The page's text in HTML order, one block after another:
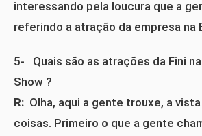
interessando pela loucura que a
referindo a atração da empresa na
5- Quais são as atrações da Fini
Show ?
R: Olha, aqui a gente trouxe, a
coisas. Primeiro o que a gente